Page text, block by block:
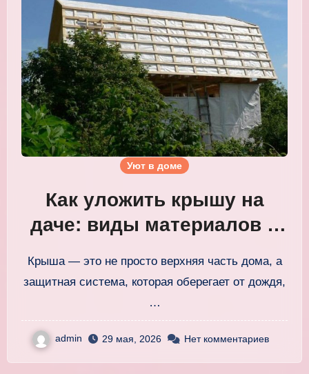
Уют в доме
Как уложить крышу на
даче: виды материалов и
Крыша — это не просто верхняя часть дома, а
защитная система, которая оберегает от дождя,
…
admin 29 мая, 2026 Нет комментариев